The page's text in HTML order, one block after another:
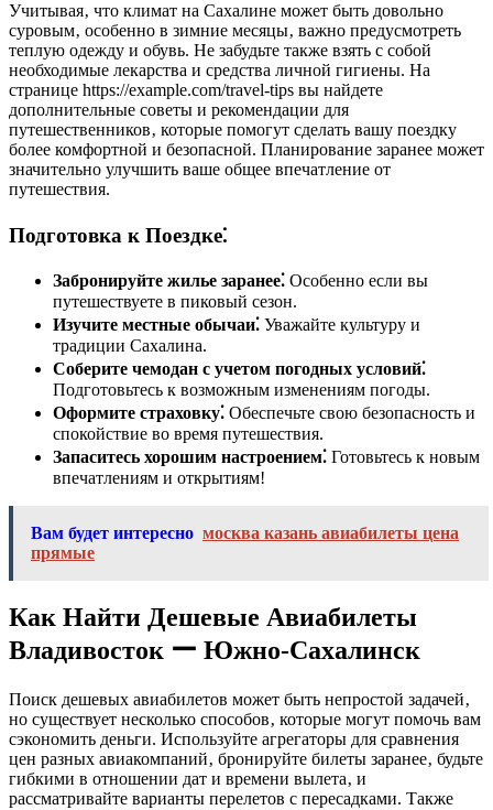
Учитывая‚ что климат на Сахалине может быть довольно
суровым‚ особенно в зимние месяцы‚ важно предусмотреть
теплую одежду и обувь. Не забудьте также взять с собой
необходимые лекарства и средства личной гигиены. На
странице https://example.com/travel-tips вы найдете
дополнительные советы и рекомендации для
путешественников‚ которые помогут сделать вашу поездку
более комфортной и безопасной. Планирование заранее может
значительно улучшить ваше общее впечатление от
путешествия.
Подготовка к Поездке⁚
Забронируйте жилье заранее⁚ Особенно если вы
путешествуете в пиковый сезон.
Изучите местные обычаи⁚ Уважайте культуру и
традиции Сахалина.
Соберите чемодан с учетом погодных условий⁚
Подготовьтесь к возможным изменениям погоды.
Оформите страховку⁚ Обеспечьте свою безопасность и
спокойствие во время путешествия.
Запаситесь хорошим настроением⁚ Готовьтесь к новым
впечатлениям и открытиям!
Вам будет интересно москва казань авиабилеты цена
прямые
Как Найти Дешевые Авиабилеты
Владивосток ー Южно-Сахалинск
Поиск дешевых авиабилетов может быть непростой задачей‚
но существует несколько способов‚ которые могут помочь вам
сэкономить деньги. Используйте агрегаторы для сравнения
цен разных авиакомпаний‚ бронируйте билеты заранее‚ будьте
гибкими в отношении дат и времени вылета‚ и
рассматривайте варианты перелетов с пересадками. Также